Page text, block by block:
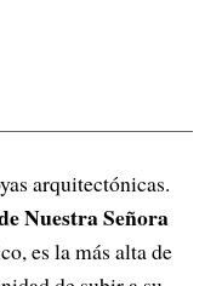
arquitectónicas.
Nuestra Señora
es la más alta de